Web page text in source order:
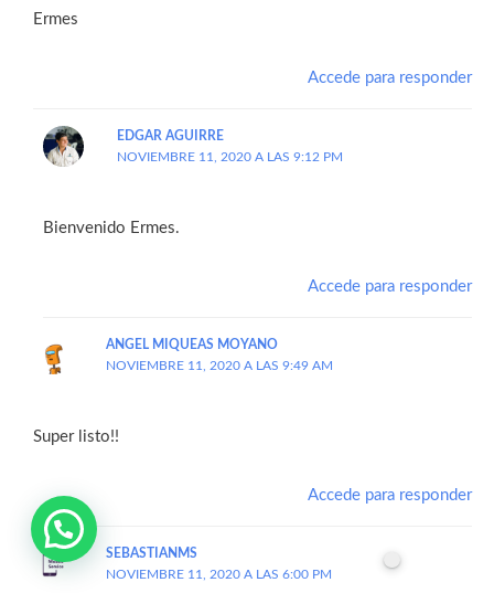
Ermes
Accede para responder
EDGAR AGUIRRE
NOVIEMBRE 11, 2020 A LAS 9:12 PM
Bienvenido Ermes.
Accede para responder
ANGEL MIQUEAS MOYANO
NOVIEMBRE 11, 2020 A LAS 9:49 AM
Super listo!!
Accede para responder
SEBASTIANMS
NOVIEMBRE 11, 2020 A LAS 6:00 PM